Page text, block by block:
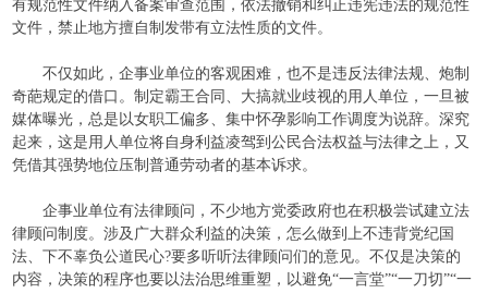
有规范性文件纳入备案审查范围，依法撤销和纠正违宪违法的规范性
文件，禁止地方擅自制发带有立法性质的文件。
不仅如此，企事业单位的客观困难，也不是违反法律法规、炮制
奇葩规定的借口。制定霸王合同、大搞就业歧视的用人单位，一旦被
媒体曝光，总是以女职工偏多、集中怀孕影响工作调度为说辞。深究
起来，这是用人单位将自身利益凌驾到公民合法权益与法律之上，又
凭借其强势地位压制普通劳动者的基本诉求。
企事业单位有法律顾问，不少地方党委政府也在积极尝试建立法
律顾问制度。涉及广大群众利益的决策，怎么做到上不违背党纪国
法、下不辜负公道民心?要多听听法律顾问们的意见。不仅是决策的
内容，决策的程序也要以法治思维重塑，以避免“一言堂”“一刀切”“一